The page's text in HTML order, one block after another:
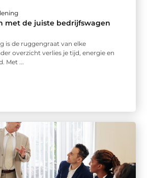
met de juiste bedrijfswagen
is de ruggengraat van elke
overzicht verlies je tijd, energie en
Met ...